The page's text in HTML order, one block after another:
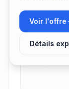
Note
Voir l'offre
Détails